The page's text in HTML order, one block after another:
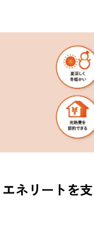
エネリートを